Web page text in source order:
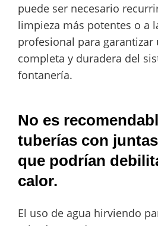
puede ser necesario
limpieza más potentes o a
profesional para garantizar
completa y duradera del
fontanería.
No es
tuberías con
que podrían
calor.
El uso de agua hirviendo